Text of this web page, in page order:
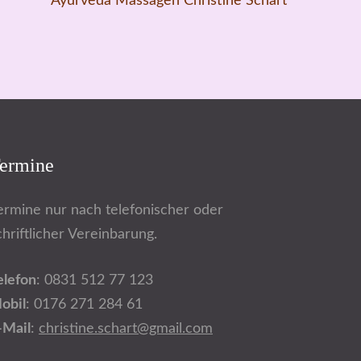
nur nach telefonischer oder
Vereinbarung.
: 0831 512 77 123
: 0176 271 284 61
: christine.schart@gmail.com